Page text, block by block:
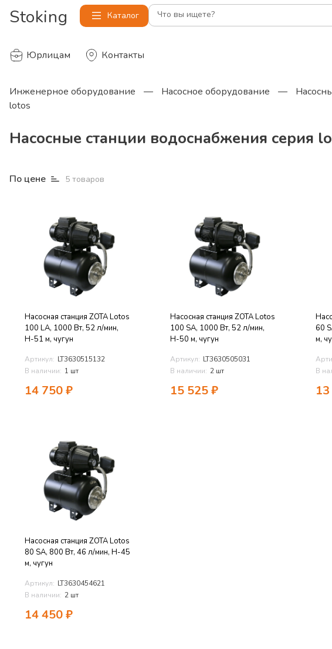
Stoking Каталог Что вы ищете?
Юрлицам Контакты
Инженерное оборудование — Насосное оборудование —
lotos
Насосные станции водоснабжения серия
По цене 5 товаров
Насосная станция ZOTA Lotos
100 LA, 1000 Вт, 52 л/мин,
Н-51 м, чугун
Артикул: LT3630515132
В наличии: 1 шт
14 750₽
Насосная станция ZOTA Lotos
100 SA, 1000 Вт, 52 л/мин,
Н-50 м, чугун
Артикул: LT3630505031
В наличии: 2 шт
15 525₽
60
м,
В
Насосная станция ZOTA Lotos
80 SA, 800 Вт, 46 л/мин, Н-45
м, чугун
Артикул: LT3630454621
В наличии: 2 шт
14 450₽